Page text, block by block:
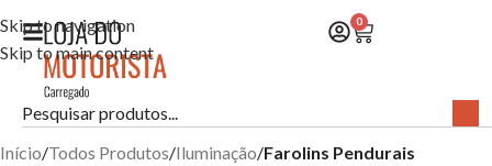
Skip to navigation
Skip to main content
0
Início Todos Produtos Iluminação Farolins Pendurais